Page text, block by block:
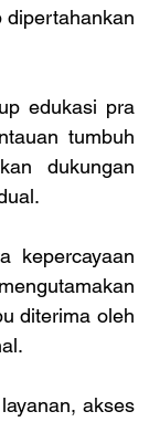
dipertahankan
edukasi pra
tumbuh
dukungan
kepercayaan
diterima oleh
akses